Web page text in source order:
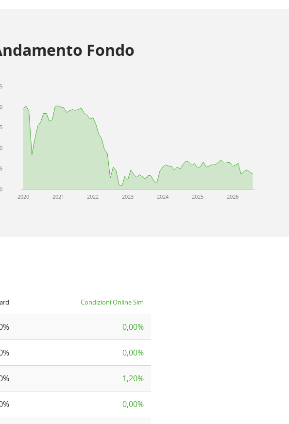
Fondo
2020 2021 2022 2023 2024 2025 2026
Condizioni Online Sim
0,00%
0,00%
1,20%
0,00%